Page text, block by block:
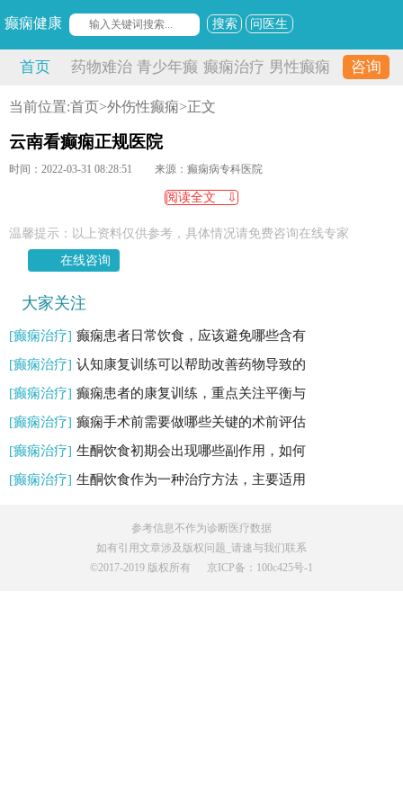
癫痫健康 搜索 问医生
首页 药物难治
性癫痫
青少年癫
痫
癫痫治疗 男性癫痫 咨询
当前位置:首页>外伤性癫痫>正文
云南看癫痫正规医院
时间：2022-03-31 08:28:51 来源：癫痫病专科医院
阅读全文 ⇩
温馨提示：以上资料仅供参考，具体情况请免费咨询在线专家
在线咨询
大家关注
[癫痫治疗] 癫痫患者日常饮食，应该避免哪些含有
[癫痫治疗] 认知康复训练可以帮助改善药物导致的
[癫痫治疗] 癫痫患者的康复训练，重点关注平衡与
[癫痫治疗] 癫痫手术前需要做哪些关键的术前评估
[癫痫治疗] 生酮饮食初期会出现哪些副作用，如何
[癫痫治疗] 生酮饮食作为一种治疗方法，主要适用
参考信息不作为诊断医疗数据
如有引用文章涉及版权问题_请速与我们联系
©️2017-2019 版权所有
京ICP备：100c425号-1